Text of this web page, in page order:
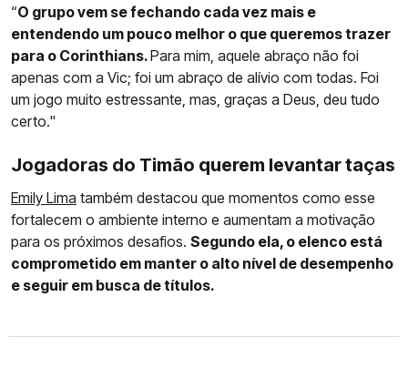
“O grupo vem se fechando cada vez mais e
entendendo um pouco melhor o que queremos trazer
para o Corinthians.Para mim, aquele abraço não foi
apenas com a Vic; foi um abraço de alívio com todas. Foi
um jogo muito estressante, mas, graças a Deus, deu tudo
certo."
Jogadoras do Timão querem levantar taças
Emily Lima também destacou que momentos como esse
fortalecem o ambiente interno e aumentam a motivação
para os próximos desafios. Segundo ela, o elenco está
comprometido em manter o alto nível de desempenho
e seguir em busca de títulos.